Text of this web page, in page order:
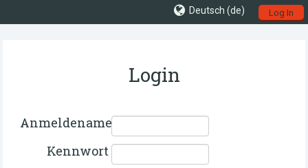
Log In
Deutsch ‎(de)‎
Login
Anmeldename
Kennwort